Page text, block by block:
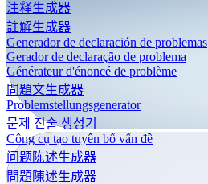
注释生成器
註解生成器
Generador de declaración de problemas
Gerador de declaração de problema
Générateur d'énoncé de problème
問題文生成器
Problemstellungsgenerator
문제 진술 생성기
Công cụ tạo tuyên bố vấn đề
问题陈述生成器
問題陳述生成器